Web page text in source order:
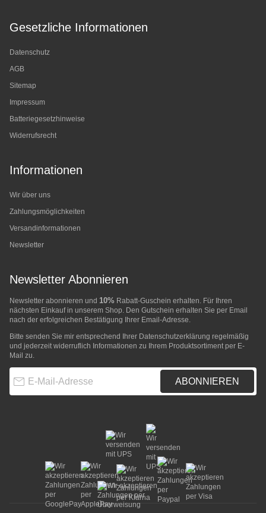
Gesetzliche Informationen
Datenschutz
AGB
Sitemap
Impressum
Batteriegesetzhinweise
Widerrufsrecht
Informationen
Wir über uns
Zahlungsmöglichkeiten
Versandinformationen
Newsletter
Newsletter Abonnieren
Newsletter abonnieren und 10% Rabatt-Guschein erhalten. Für Ihren
nächsten Einkauf in unserem Shop. Den Gutschein erhalten Sie per Email
nach der erfolgreichen Bestätigung Ihrer Email-Adresse.
Bitte senden Sie mir entsprechend Ihrer Datenschutzerklärung regelmäßig
und jederzeit widerruflich Informationen zu Ihrem Produktsortiment per E-
Mail zu.
ABONNIEREN